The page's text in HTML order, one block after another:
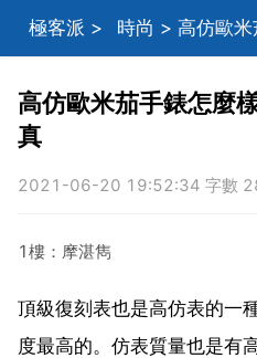
極客派 > 時尚 > 高仿歐
那個最真
高仿歐米茄手錶怎麼
真
2021-06-20 19:52:34 字數
1樓：摩湛雋
頂級復刻表也是高仿表的一
度最高的。仿表質量也是有